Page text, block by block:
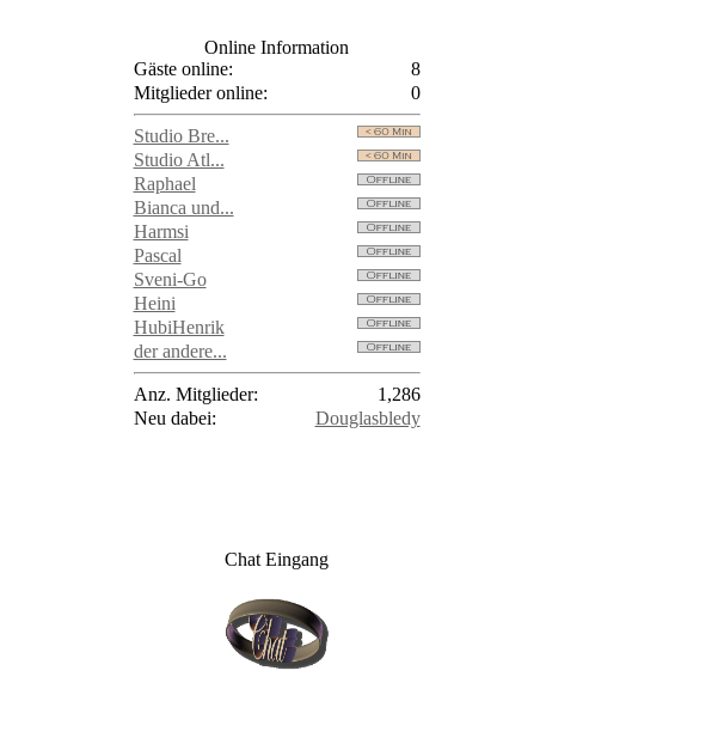
Online Information
Gäste online:
8
Mitglieder online:
0
Studio Bre...
Studio Atl...
Raphael
Bianca und...
Harmsi
Pascal
Sveni-Go
Heini
HubiHenrik
der andere...
Anz. Mitglieder:
1,286
Neu dabei:
Douglasbledy
Chat Eingang